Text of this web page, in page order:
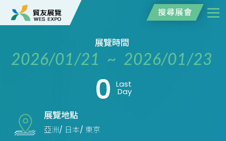
搜尋展會
展覽時間
2026/01/21 ~ 2026/01/23
0 Last
Day
展覽地點
亞洲/ 日本/ 東京